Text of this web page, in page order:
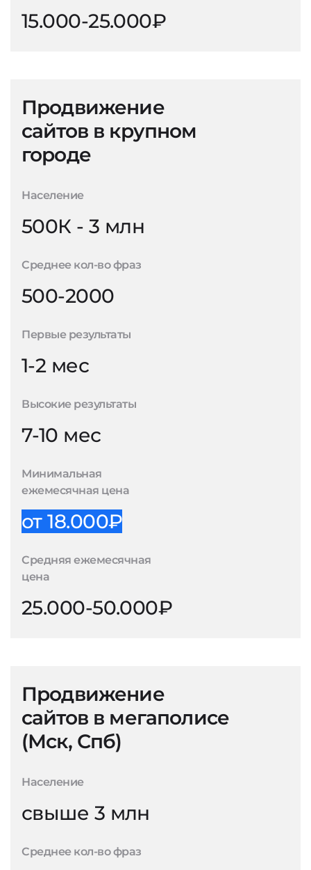
15.000-25.000₽
Продвижение
сайтов в крупном
городе
Население
500К - 3 млн
Среднее кол-во фраз
500-2000
Первые результаты
1-2 мес
Высокие результаты
7-10 мес
Минимальная
ежемесячная цена
от 18.000₽
Средняя ежемесячная
цена
25.000-50.000₽
Продвижение
сайтов в мегаполисе
(Мск, Спб)
Население
свыше 3 млн
Среднее кол-во фраз